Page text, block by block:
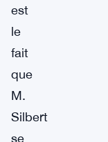
est
le
fait
que
M.
Silbert
se